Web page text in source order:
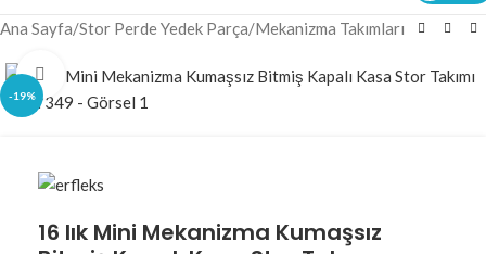
Ana Sayfa/Stor Perde Yedek Parça/Mekanizma Takımları
-19%
Click to enlarge
16 lık Mini Mekanizma Kumaşsız